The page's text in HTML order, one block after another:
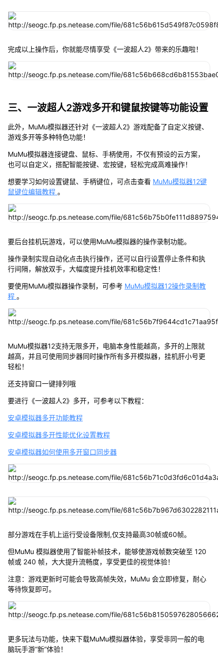
完成以上操作后，你就能尽情享受《一波超人2》带来的乐趣啦！
三、一波超人2游戏多开和键鼠按键等功能设置
此外，MuMu模拟器还针对《一波超人2》游戏配备了自定义按键、
游戏多开等多种特色功能！
MuMu模拟器连接键盘、鼠标、手柄使用，不仅有预设的云方案，
也可以自定义，搭配智能按键、宏按键，轻松完成高难操作！
想要学习如何设置键鼠、手柄键位，可点击查看 MuMu模拟器12键
鼠键位编辑教程 。
要后台挂机玩游戏，可以使用MuMu模拟器的操作录制功能。
操作录制实现自动化点击执行操作，还可以自行设置停止条件和执
行间隔，解放双手，大幅度提升挂机效率和稳定性！
要使用MuMu模拟器操作录制，可参考 MuMu模拟器12操作录制教
程 。
MuMu模拟器12支持无限多开，电脑本身性能越高，多开的上限就
越高，并且可使用同步器同时操作所有多开模拟器，挂机肝小号更
轻松！
还支持窗口一键排列哦
要进行《一波超人2》多开，可参考以下教程：
安卓模拟器多开功能教程
安卓模拟器多开性能优化设置教程
安卓模拟器如何使用多开窗口同步器
部分游戏在手机上运行受设备限制,仅支持最高30帧或60帧。
但MuMu 模拟器使用了智能补帧技术，能够使游戏帧数突破至 120
帧或 240 帧，大大提升流畅度，享受更佳的视觉体验！
注意：游戏更新时可能会导致高帧失效，MuMu 会立即修复，耐心
等待恢复即可。
更多玩法与功能，快来下载MuMu模拟器体验，享受非同一般的电
脑玩手游“新”体验！